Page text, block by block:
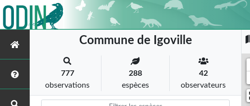
Commune de Igoville
777
observations
288
espèces
42
observateurs